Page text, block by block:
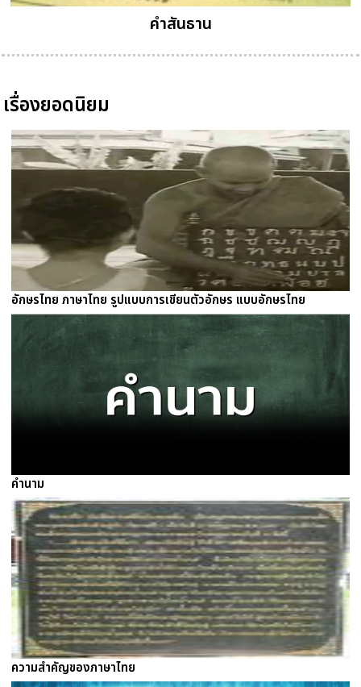
คำสันธาน
เรื่องยอดนิยม
อักษรไทย ภาษาไทย รูปแบบการเขียนตัวอักษร แบบอักษรไทย
คํานาม
ความสำคัญของภาษาไทย